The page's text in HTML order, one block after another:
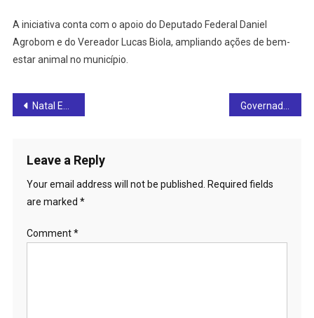
A iniciativa conta com o apoio do Deputado Federal Daniel
Agrobom e do Vereador Lucas Biola, ampliando ações de bem-
estar animal no município.
Post
Natal Encantado de Rialma começa hoje (08) com acender das luzes no Parque Angélica
Leave a Reply
Your email address will not be published.
Required fields
are marked *
Comment*